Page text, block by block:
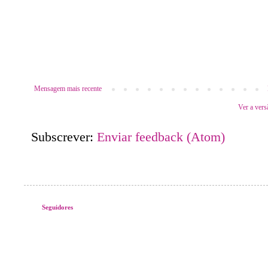
Mensagem mais recente
Ver a
Subscrever: Enviar feedback (Atom)
Seguidores